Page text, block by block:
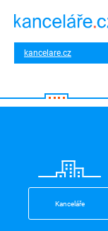
kancelare.cz
Kanceláře